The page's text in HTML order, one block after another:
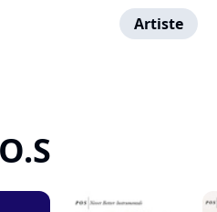
Artiste